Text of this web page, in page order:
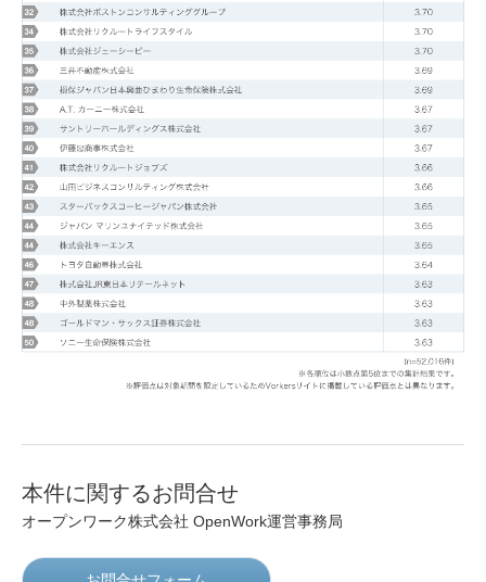
本件に関するお問合せ
オープンワーク株式会社 OpenWork運営事務局